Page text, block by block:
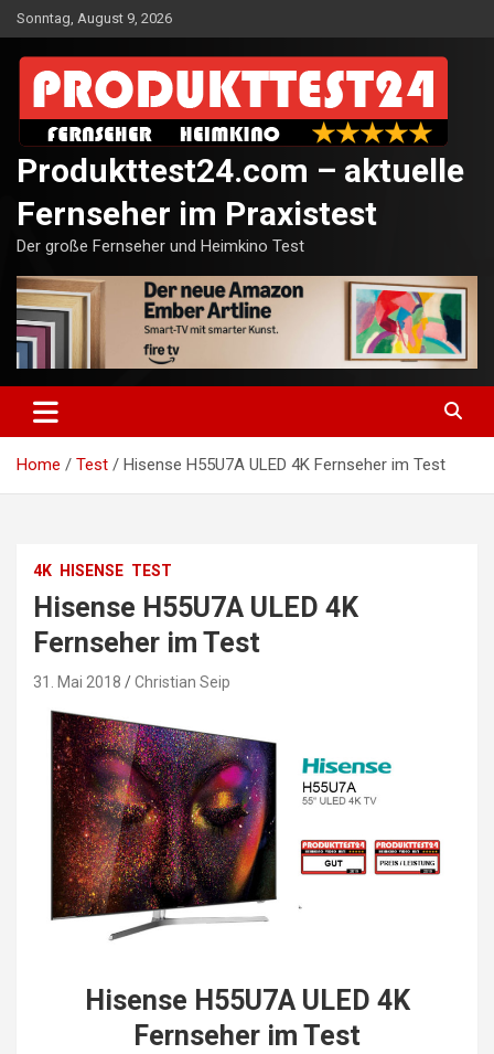
Skip
to
content
Sonntag, August 9, 2026
Produkttest24.com – aktuelle
Fernseher im Praxistest
Der große Fernseher und Heimkino Test
Home Test Hisense H55U7A ULED 4K Fernseher im Test
4K HISENSE TEST
Hisense H55U7A ULED 4K
Fernseher im Test
31. Mai 2018 Christian Seip
Hisense H55U7A ULED 4K
Fernseher im Test